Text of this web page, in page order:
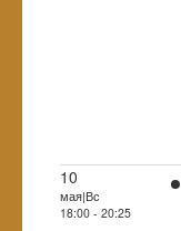
10
мая|Вс
18:00 - 20:25